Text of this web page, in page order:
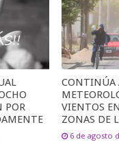
POR
CONTINÚA
VIENTOS
ZONAS DE
6 de agosto